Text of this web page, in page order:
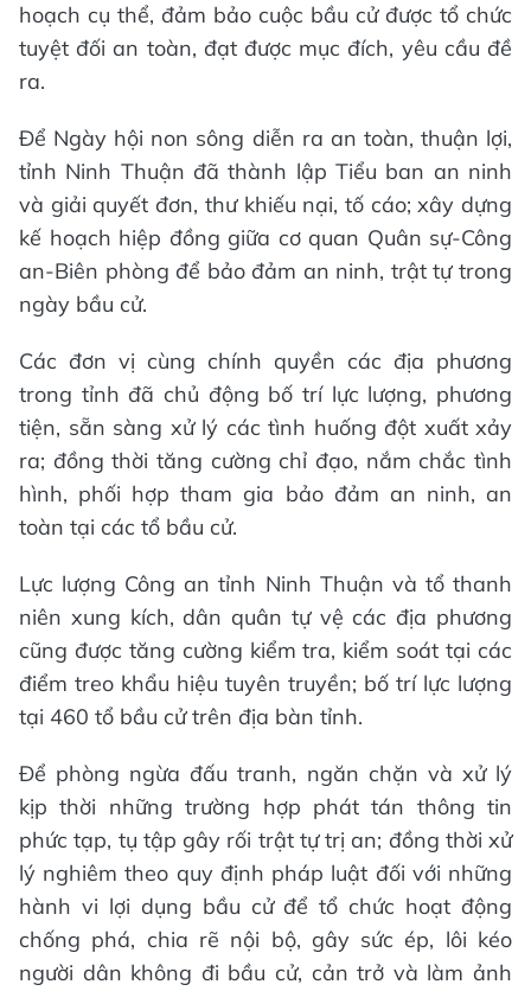
hoạch cụ thể, đảm bảo cuộc bầu cử được tổ chức
tuyệt đối an toàn, đạt được mục đích, yêu cầu đề
ra.
Để Ngày hội non sông diễn ra an toàn, thuận lợi,
tỉnh Ninh Thuận đã thành lập Tiểu ban an ninh
và giải quyết đơn, thư khiếu nại, tố cáo; xây dựng
kế hoạch hiệp đồng giữa cơ quan Quân sự-Công
an-Biên phòng để bảo đảm an ninh, trật tự trong
ngày bầu cử.
Các đơn vị cùng chính quyền các địa phương
trong tỉnh đã chủ động bố trí lực lượng, phương
tiện, sẵn sàng xử lý các tình huống đột xuất xảy
ra; đồng thời tăng cường chỉ đạo, nắm chắc tình
hình, phối hợp tham gia bảo đảm an ninh, an
toàn tại các tổ bầu cử.
Lực lượng Công an tỉnh Ninh Thuận và tổ thanh
niên xung kích, dân quân tự vệ các địa phương
cũng được tăng cường kiểm tra, kiểm soát tại các
điểm treo khẩu hiệu tuyên truyền; bố trí lực lượng
tại 460 tổ bầu cử trên địa bàn tỉnh.
Để phòng ngừa đấu tranh, ngăn chặn và xử lý
kịp thời những trường hợp phát tán thông tin
phức tạp, tụ tập gây rối trật tự trị an; đồng thời xử
lý nghiêm theo quy định pháp luật đối với những
hành vi lợi dụng bầu cử để tổ chức hoạt động
chống phá, chia rẽ nội bộ, gây sức ép, lôi kéo
người dân không đi bầu cử, cản trở và làm ảnh